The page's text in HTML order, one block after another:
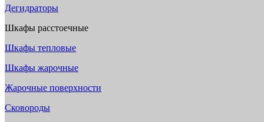
Дегидраторы
Шкафы расстоечные
Шкафы тепловые
Шкафы жарочные
Жарочные поверхности
Сковороды